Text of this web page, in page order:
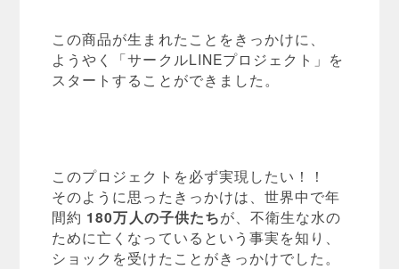
この商品が生まれたことをきっかけに、
ようやく「サークルLINEプロジェクト」を
スタートすることができました。
このプロジェクトを必ず実現したい！！
そのように思ったきっかけは、世界中で年
間約 180万人の子供たちが、不衛生な水の
ために亡くなっているという事実を知り、
ショックを受けたことがきっかけでした。